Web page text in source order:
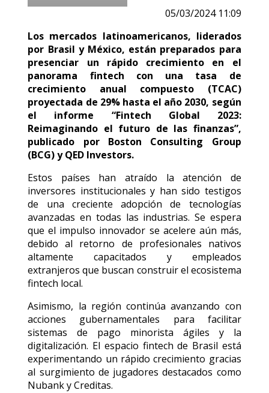
05/03/2024 11:09
Los mercados latinoamericanos, liderados
por Brasil y México, están preparados para
presenciar un rápido crecimiento en el
panorama fintech con una tasa de
crecimiento anual compuesto (TCAC)
proyectada de 29% hasta el año 2030, según
el informe “Fintech Global 2023:
Reimaginando el futuro de las finanzas”,
publicado por Boston Consulting Group
(BCG) y QED Investors.
Estos países han atraído la atención de
inversores institucionales y han sido testigos
de una creciente adopción de tecnologías
avanzadas en todas las industrias. Se espera
que el impulso innovador se acelere aún más,
debido al retorno de profesionales nativos
altamente capacitados y empleados
extranjeros que buscan construir el ecosistema
fintech local.
Asimismo, la región continúa avanzando con
acciones gubernamentales para facilitar
sistemas de pago minorista ágiles y la
digitalización. El espacio fintech de Brasil está
experimentando un rápido crecimiento gracias
al surgimiento de jugadores destacados como
Nubank y Creditas.